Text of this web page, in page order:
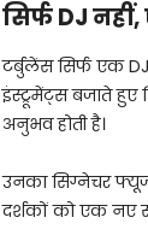
सिर्फ DJ
टर्बुलेंस सिर्फ एक
इंस्ट्रूमेंट्स बजाते
अनुभव होती है।
उनका सिग्नेचर
दर्शकों को एक नए